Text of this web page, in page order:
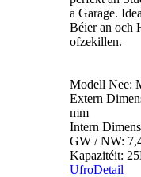
a Garage.
Béier an och
ofzekillen.
Modell Nee:
Extern
mm
Intern
GW / NW:
Kapazitéit:
UfroDetail